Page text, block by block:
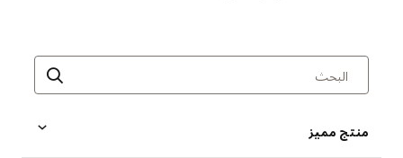
منتج مميز